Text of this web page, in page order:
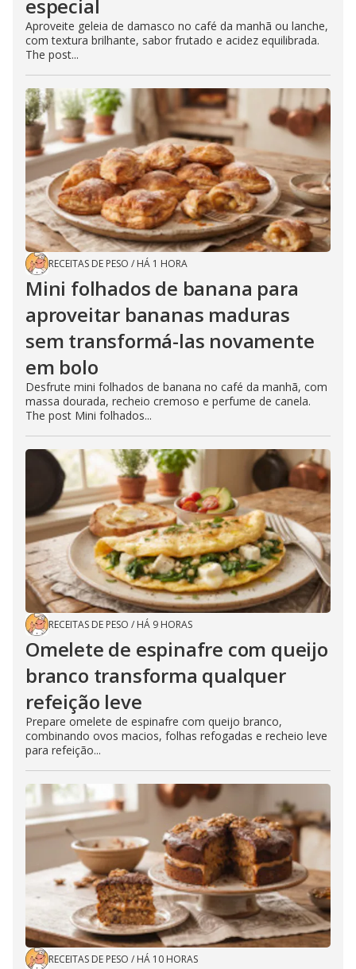
especial
Aproveite geleia de damasco no café da manhã ou lanche,
com textura brilhante, sabor frutado e acidez equilibrada.
The post...
RECEITAS DE PESO / HÁ 1 HORA
Mini folhados de banana para
aproveitar bananas maduras
sem transformá-las novamente
em bolo
Desfrute mini folhados de banana no café da manhã, com
massa dourada, recheio cremoso e perfume de canela.
The post Mini folhados...
RECEITAS DE PESO / HÁ 9 HORAS
Omelete de espinafre com queijo
branco transforma qualquer
refeição leve
Prepare omelete de espinafre com queijo branco,
combinando ovos macios, folhas refogadas e recheio leve
para refeição...
RECEITAS DE PESO / HÁ 10 HORAS